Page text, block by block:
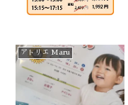
アトリエ Maru